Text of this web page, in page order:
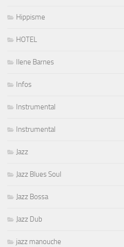
Hippisme
HOTEL
Ilene Barnes
Infos
Instrumental
Instrumental
Jazz
Jazz Blues Soul
Jazz Bossa
Jazz Dub
jazz manouche